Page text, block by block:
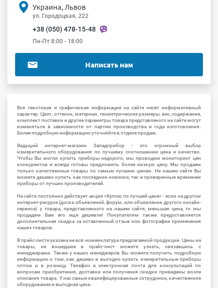
Украина, Львов
ул. Городоцкая, 222
+38 (050) 478-15-48
Пн-Пт 8:00 - 18:00
Написать нам
Вся текстовая и графическая информация на сайте несет информативный
характер. Цвет, оттенок, материал, геометрические размеры, вес, содержание,
комплект поставки и другие параметры товара представленого на сайте могут
изменяться в зависимости от партии производства и года изготовления.
Более подробную информацию уточняйте в отделе продаж.
Ведущий интернет-магазин Западприбор - это огромный выбор
измерительного оборудования по лучшему соотношению цена и качество.
Чтобы Вы могли купить приборы недорого, мы проводим мониторинг цен
конкурентов и всегда готовы предложить более низкую цену. Мы продаем
только качественные товары по самым лучшим ценам. На нашем сайте Вы
можете дешево купить как последние новинки, так и проверенные временем
приборы от лучших производителей.
На сайте постоянно действует акция «Куплю по лучшей цене» - если на другом
интернет-ресурсе (доска объявлений, форум, или объявление другого онлайн-
сервиса) у товара, представленного на нашем сайте, меньшая цена, то мы
продадим Вам его еще дешевле! Покупателям также предоставляется
дополнительная скидка за оставленный отзыв или фотографии применения
наших товаров.
В прайс-листе указана не вся номенклатура предлагаемой продукции. Цены на
товары, не вошедшие в прайс-лист можете узнать, связавшись с
менеджерами. Также у наших менеджеров Вы можете получить подробную
информацию о том, как дешево и выгодно купить измерительные приборы
оптом и в розницу. Телефон и электронная почта для консультаций по
вопросам приобретения, доставки или получения скидки приведены возле
описания товара. У нас самые квалифицированные сотрудники, качественное
оборудование и выгодная цена.